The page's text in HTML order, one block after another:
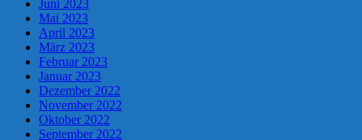
Juni 2023
Mai 2023
April 2023
März 2023
Februar 2023
Januar 2023
Dezember 2022
November 2022
Oktober 2022
September 2022